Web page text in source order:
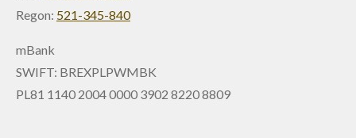
Regon: 521-345-840
mBank
SWIFT: BREXPLPWMBK
PL81 1140 2004 0000 3902 8220 8809